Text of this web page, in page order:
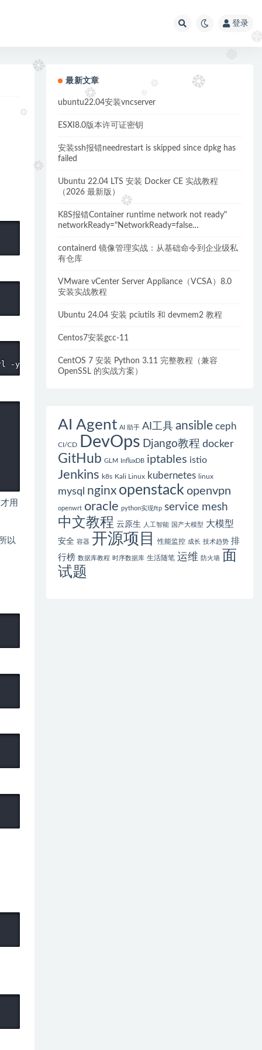
登录
-y
用
以
最新文章
ubuntu22.04安装vncserver
ESXI8.0版本许可证密钥
安装ssh报错needrestart is skipped since dpkg has
failed
Ubuntu 22.04 LTS 安装 Docker CE 实战教程
（2026 最新版）
K8S报错Container runtime network not ready"
networkReady="NetworkReady=false
containerd 镜像管理实战：从基础命令到企业级私
有仓库
VMware vCenter Server Appliance（VCSA）8.0
安装实战教程
Ubuntu 24.04 安装 pciutils 和 devmem2 教程
Centos7安装gcc-11
CentOS 7 安装 Python 3.11 完整教程（兼容
OpenSSL 的实战方案）
AI Agent AI 助手 AI工具 ansible ceph
CI/CD DevOps Django教程 docker
GitHub GLM InfluxDB iptables istio
Jenkins k8s Kali Linux kubernetes linux
mysql nginx openstack openvpn
openwrt oracle python实现ftp service mesh
中文教程 云原生 人工智能 国产大模型 大模型
安全 容器 开源项目 性能监控 成长 技术趋势 排
行榜 数据库教程 时序数据库 生活随笔 运维 防火墙 面
试题